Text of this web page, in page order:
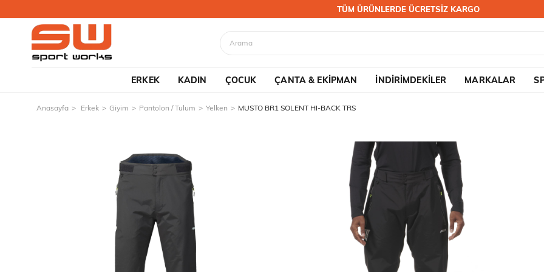
TÜM ÜRÜNLERDE ÜCRETSİZ KARGO
ERKEK KADIN ÇOCUK ÇANTA & EKİPMAN İNDİRİMDEKİLER MARKALAR
Anasayfa Erkek Giyim Pantolon / Tulum Yelken MUSTO BR1 SOLENT HI-BACK TRS